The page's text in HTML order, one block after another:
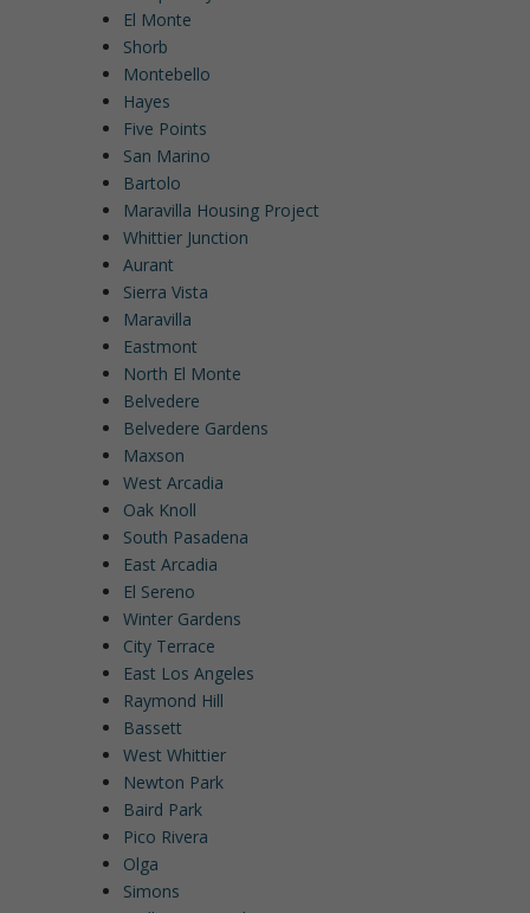
El Monte
Shorb
Montebello
Hayes
Five Points
San Marino
Bartolo
Maravilla Housing Project
Whittier Junction
Aurant
Sierra Vista
Maravilla
Eastmont
North El Monte
Belvedere
Belvedere Gardens
Maxson
West Arcadia
Oak Knoll
South Pasadena
East Arcadia
El Sereno
Winter Gardens
City Terrace
East Los Angeles
Raymond Hill
Bassett
West Whittier
Newton Park
Baird Park
Pico Rivera
Olga
Simons